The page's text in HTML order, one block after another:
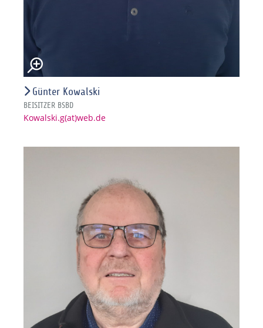
Günter Kowalski
BEISITZER BSBD
Kowalski.g(at)web.de